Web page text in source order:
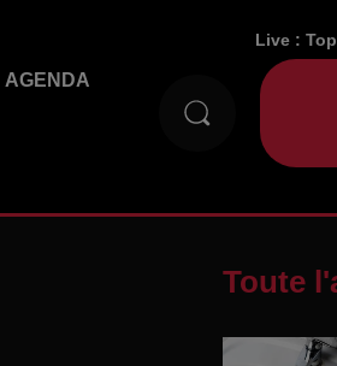
AGENDA
Live :
Toute